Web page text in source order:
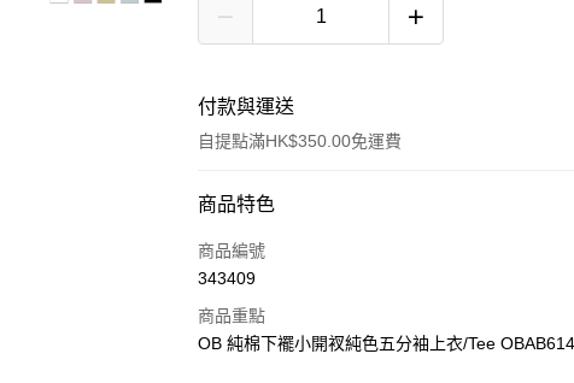
付款與運送
自提點滿HK$350.00免運費
付款方式
信用卡
AlipayHK
商品特色
商品編號
343409
商品重點
OB 純棉下襬小開衩純色五分袖上衣/Tee